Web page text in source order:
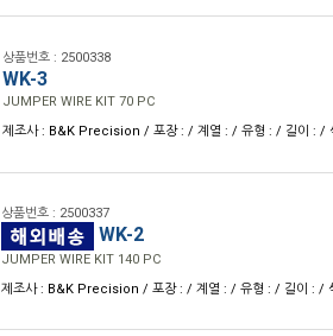
상품번호 : 2500338
WK-3
JUMPER WIRE KIT 70 PC
제조사 : B&K Precision / 포장 : / 계열 : / 유형 : / 길이 : /
상품번호 : 2500337
WK-2
JUMPER WIRE KIT 140 PC
제조사 : B&K Precision / 포장 : / 계열 : / 유형 : / 길이 : /